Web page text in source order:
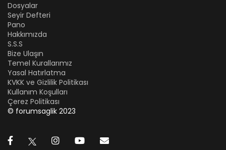
Dosyalar
Seyir Defteri
Pano
Hakkımızda
S.S.S
Bize Ulaşın
Temel Kurallarımız
Yasal Hatırlatma
KVKK ve Gizlilik Politikası
Kullanım Koşulları
Çerez Politikası
© forumsaglik 2023